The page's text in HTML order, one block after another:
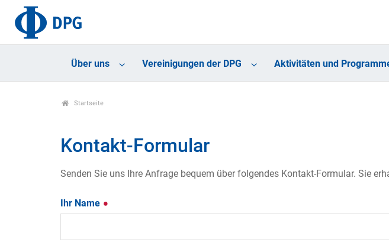
Über uns Vereinigungen der DPG Aktivitäten und
Startseite
Kontakt-Formular
Senden Sie uns Ihre Anfrage bequem über folgendes Kontakt-Formular. Sie
Ihr Name